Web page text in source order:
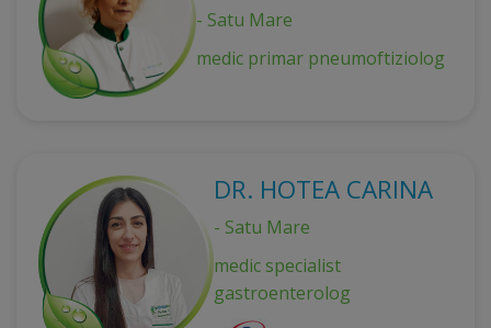
- Satu Mare
medic primar pneumoftiziolog
DR. HOTEA CARINA
- Satu Mare
medic specialist
gastroenterolog